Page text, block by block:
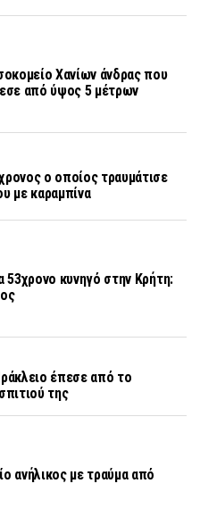
Χανίων άνδρας που
από ύψος 5 μέτρων
ο οποίος τραυμάτισε
με καραμπίνα
53χρονο κυνηγό στην Κρήτη:
έπεσε από το
της
ανήλικος με τραύμα από